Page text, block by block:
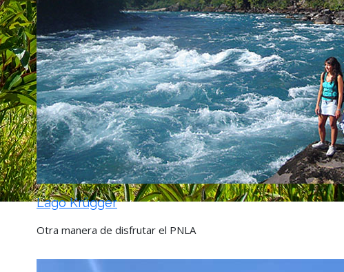
Lago Krügger
Otra manera de disfrutar el PNLA